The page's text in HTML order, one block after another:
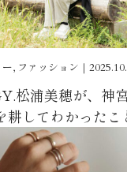
, ファッション｜
松浦美穂が、神
耕してわかったこ